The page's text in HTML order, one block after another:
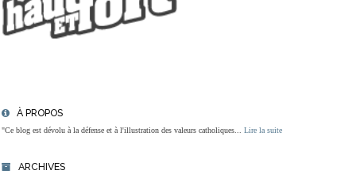
À PROPOS
"Ce blog est dévolu à la défense et à l'illustration des valeurs catholiques... Lire la suite
ARCHIVES